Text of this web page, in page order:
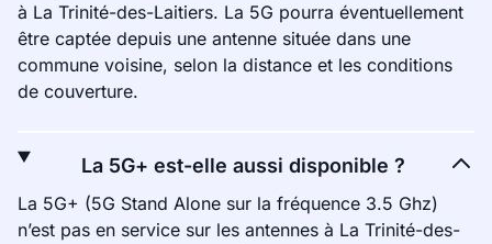
à La Trinité-des-Laitiers. La 5G pourra éventuellement
être captée depuis une antenne située dans une
commune voisine, selon la distance et les conditions
de couverture.
La 5G+ est-elle aussi disponible ?
La 5G+ (5G Stand Alone sur la fréquence 3.5 Ghz)
n’est pas en service sur les antennes à La Trinité-des-